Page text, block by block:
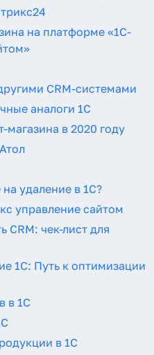
на платформе «1С-
CRM-системами
аналоги 1С
в 2020 году
удаление в 1С?
управление сайтом
CRM: чек-лист для
1С: Путь к оптимизации
в 1С
в 1С